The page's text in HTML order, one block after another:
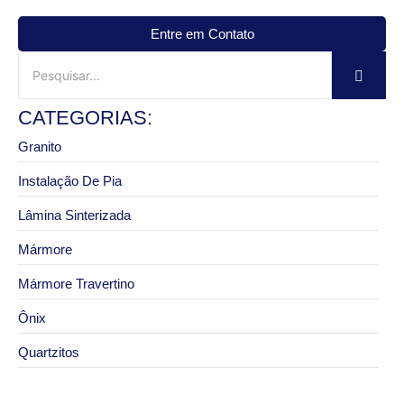
Entre em Contato
CATEGORIAS:
Granito
Instalação De Pia
Lâmina Sinterizada
Mármore
Mármore Travertino
Ônix
Quartzitos